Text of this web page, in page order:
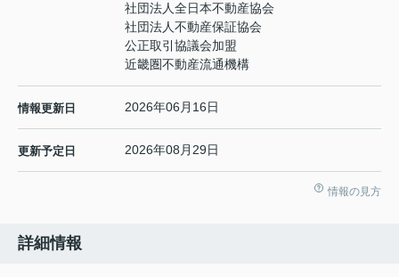
社団法人全日本不動産協会
社団法人不動産保証協会
公正取引協議会加盟
近畿圏不動産流通機構
情報更新日 2026年06月16日
更新予定日 2026年08月29日
情報の見方
詳細情報